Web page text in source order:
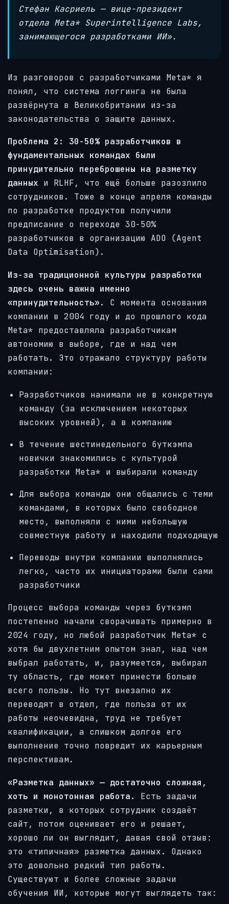
Стефан Касриель — вице-президент
отдела Meta* Superintelligence Labs,
занимающегося разработками ИИ».
Из разговоров с разработчиками Meta* я
понял, что система логгинга не была
развёрнута в Великобритании из-за
законодательства о защите данных.
Проблема 2: 30-50% разработчиков в
фундаментальных командах были
принудительно переброшены на разметку
данных и RLHF, что ещё больше разозлило
сотрудников.
Тоже в конце апреля команды
по разработке продуктов получили
предписание о переходе 30-50%
разработчиков в организацию ADO (Agent
Data Optimisation).
Из-за традиционной культуры разработки
здесь очень важна именно
«принудительность». С момента основания
компании в 2004 году и до прошлого кода
Meta* предоставляла разработчикам
автономию в выборе, где и над чем
работать. Это отражало структуру работы
компании:
Разработчиков нанимали не в конкретную
команду (за исключением некоторых
высоких уровней), а в компанию
В течение шестинедельного буткэмпа
новички знакомились с культурой
разработки Meta* и выбирали команду
Для выбора команды они общались с теми
командами, в которых было свободное
место, выполняли с ними небольшую
совместную работу и находили подходящую
Переводы внутри компании выполнялись
легко, часто их инициаторами были сами
разработчики
Процесс выбора команды через буткэмп
постепенно начали сворачивать примерно в
2024 году, но любой разработчик Meta* с
хотя бы двухлетним опытом знал, над чем
выбрал работать, и, разумеется, выбирал
ту область, где может принести больше
всего пользы. Но тут внезапно их
переводят в отдел, где польза от их
работы неочевидна, труд не требует
квалификации, а слишком долгое его
выполнение точно повредит их карьерным
перспективам.
«Разметка данных» — достаточно сложная,
хоть и монотонная работа.
Есть задачи
разметки, в которых сотрудник создаёт
сайт, потом оценивает его и решает,
хорошо ли он выглядит, давая свой отзыв:
это «типичная» разметка данных. Однако
это довольно редкий тип работы.
Существуют и более сложные задачи
обучения ИИ, которые могут выглядеть так: